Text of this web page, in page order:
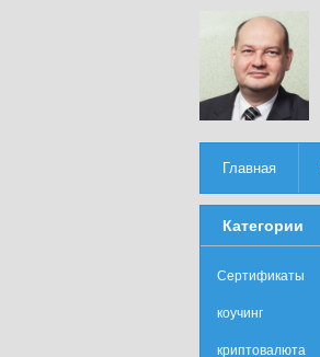
Главная
Категории
Сертификаты
коучинг
криптовалюта